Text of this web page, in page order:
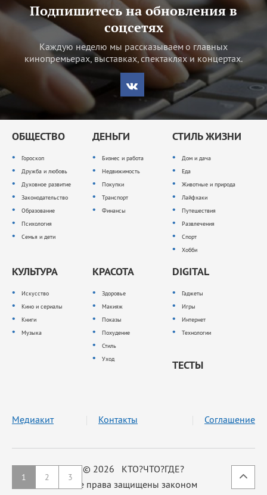
1 2 3
Подпишитесь на обновления в
соцсетях
Каждую неделю мы рассказываем о главных
кинопремьерах, выставках, спектаклях и концертах.
ОБЩЕСТВО
Гороскоп
Дружба и любовь
Духовное развитие
Законодательство
Образование
Психология
Семья и дети
ДЕНЬГИ
Бизнес и работа
Недвижимость
Покупки
Транспорт
Финансы
СТИЛЬ ЖИЗНИ
Дом и дача
Еда
Животные и природа
Лайфхаки
Путешествия
Развлечения
Спорт
Хобби
КУЛЬТУРА
Искусство
Кино и сериалы
Книги
Музыка
КРАСОТА
Здоровье
Макияж
Показы
Похудение
Стиль
Уход
DIGITAL
Гаджеты
Игры
Интернет
Технологии
ТЕСТЫ
© 2026 КТО?ЧТО?ГДЕ?
Все права защищены законом
Медиакит Контакты Соглашение